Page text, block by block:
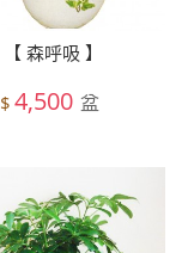
【 森呼吸 】
$ 4,500 盆